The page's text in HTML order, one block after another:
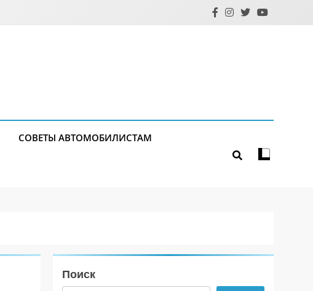
СОВЕТЫ АВТОМОБИЛИСТАМ
Поиск